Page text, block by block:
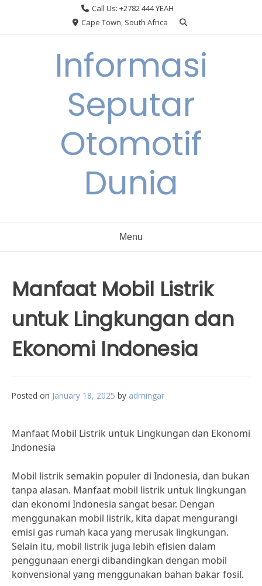
Call Us: +2782 444 YEAH
Cape Town, South Africa
Informasi
Seputar
Otomotif
Dunia
Menu
Manfaat Mobil Listrik
untuk Lingkungan dan
Ekonomi Indonesia
Posted on January 18, 2025 by admingar
Manfaat Mobil Listrik untuk Lingkungan dan Ekonomi
Indonesia
Mobil listrik semakin populer di Indonesia, dan bukan
tanpa alasan. Manfaat mobil listrik untuk lingkungan
dan ekonomi Indonesia sangat besar. Dengan
menggunakan mobil listrik, kita dapat mengurangi
emisi gas rumah kaca yang merusak lingkungan.
Selain itu, mobil listrik juga lebih efisien dalam
penggunaan energi dibandingkan dengan mobil
konvensional yang menggunakan bahan bakar fosil.